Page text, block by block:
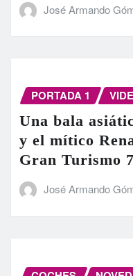
José Armando
PORTADA 1
Una bala
y el mítico
Gran Turismo 7
José Armando